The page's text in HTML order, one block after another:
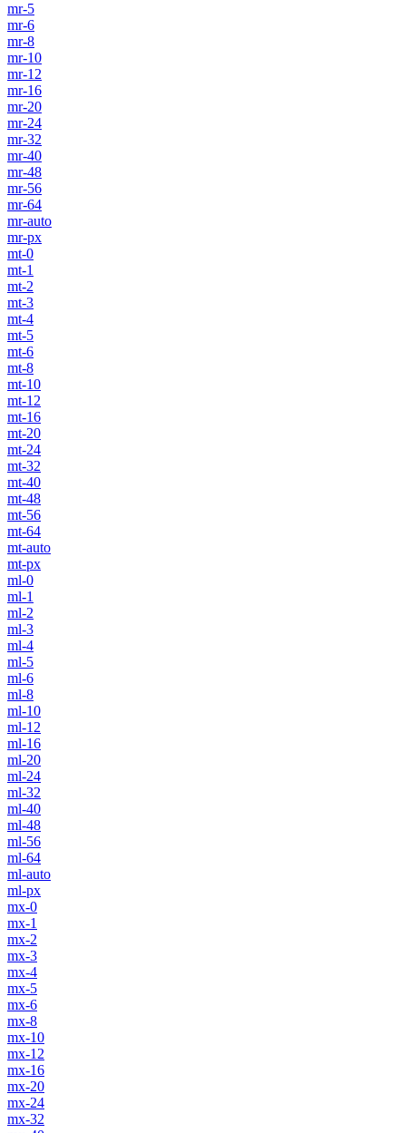
mr-5
mr-6
mr-8
mr-10
mr-12
mr-16
mr-20
mr-24
mr-32
mr-40
mr-48
mr-56
mr-64
mr-auto
mr-px
mt-0
mt-1
mt-2
mt-3
mt-4
mt-5
mt-6
mt-8
mt-10
mt-12
mt-16
mt-20
mt-24
mt-32
mt-40
mt-48
mt-56
mt-64
mt-auto
mt-px
ml-0
ml-1
ml-2
ml-3
ml-4
ml-5
ml-6
ml-8
ml-10
ml-12
ml-16
ml-20
ml-24
ml-32
ml-40
ml-48
ml-56
ml-64
ml-auto
ml-px
mx-0
mx-1
mx-2
mx-3
mx-4
mx-5
mx-6
mx-8
mx-10
mx-12
mx-16
mx-20
mx-24
mx-32